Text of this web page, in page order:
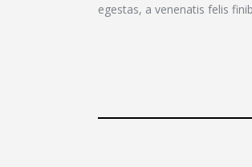
egestas, a venenatis felis